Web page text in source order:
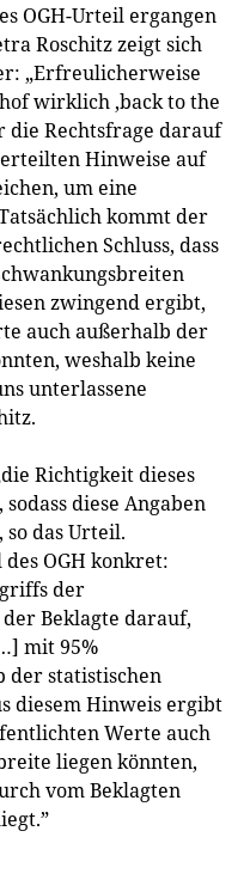
OGH-Urteil ergangen
Roschitz zeigt sich
„Erfreulicherweise
wirklich ‚back to the
die Rechtsfrage darauf
Hinweise auf
um eine
kommt der
Schluss, dass
zwingend ergibt,
auch außerhalb der
weshalb keine
unterlassene
Richtigkeit dieses
diese Angaben
das Urteil.
OGH konkret:
der
Beklagte darauf,
mit 95%
der statistischen
diesem Hinweis ergibt
Werte auch
liegen könnten,
vom Beklagten